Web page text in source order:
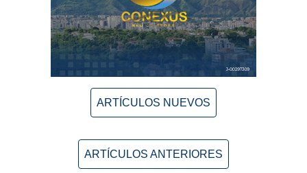
ARTÍCULOS NUEVOS
ARTÍCULOS ANTERIORES